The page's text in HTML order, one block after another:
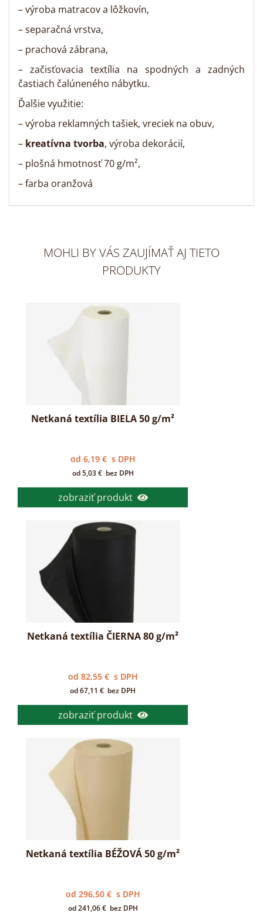
– výroba matracov a lôžkovín,
– separačná vrstva,
– prachová zábrana,
– začisťovacia textília na spodných a zadných
častiach čalúneného nábytku.
Ďalšie využitie:
– výroba reklamných tašiek, vreciek na obuv,
– kreatívna tvorba, výroba dekorácií,
– plošná hmotnosť 70 g/m²,
– farba oranžová
MOHLI BY VÁS ZAUJÍMAŤ AJ TIETO
PRODUKTY
Netkaná textília BIELA 50 g/m²
od 6,19 € s DPH
od5,03€ bez DPH
zobraziť produkt
Netkaná textília ČIERNA 80 g/m²
od 82,55 € s DPH
od67,11 € bez DPH
zobraziť produkt
Netkaná textília BÉŽOVÁ 50 g/m²
od 296,50 € s DPH
od241,06€ bez DPH